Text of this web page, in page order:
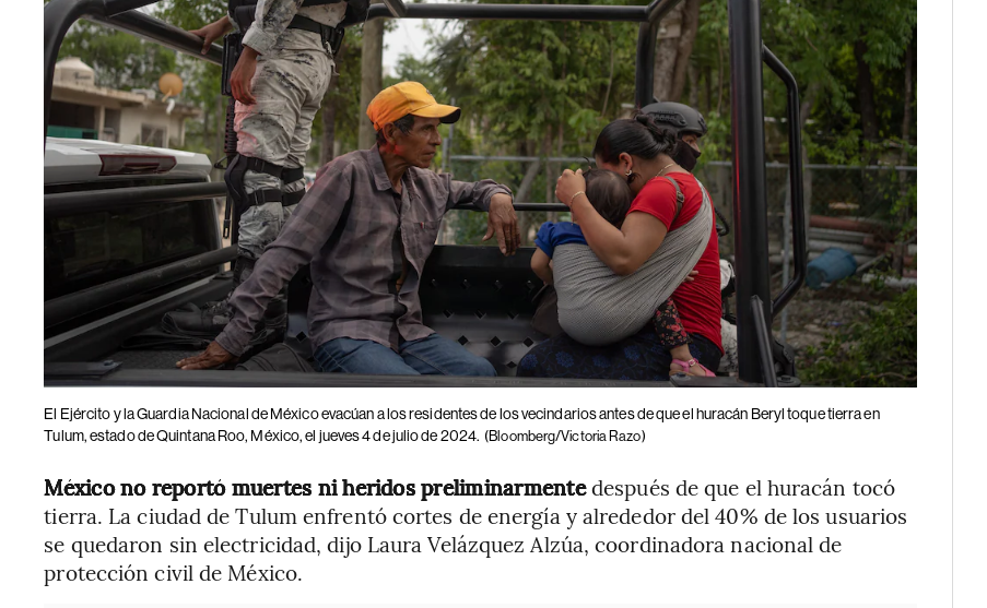
El Ejército y la Guardia Nacional de México evacúan a los residentes de los vecindarios antes de que el huracán Beryl toque tierra en
Tulum, estado de Quintana Roo, México, el jueves 4 de julio de 2024. (Bloomberg/Victoria Razo)
México no reportó muertes ni heridos preliminarmentedespués de que el huracán tocó
tierra. La ciudad de Tulum enfrentó cortes de energía y alrededor del 40% de los usuarios
se quedaron sin electricidad, dijo Laura Velázquez Alzúa, coordinadora nacional de
protección civil de México.